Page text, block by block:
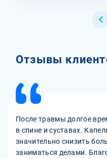
Отзывы
После травмы долгое
в спине и суставах.
значительно снизить
заниматься делами.